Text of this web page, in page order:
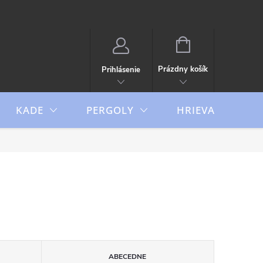
Prihlásenie
NÁKUPNÝ
Prázdny košík
KADE PERGOLY HRIEVAČE
ABECEDNE